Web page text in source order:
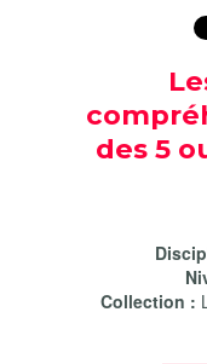
des 5
Collection :